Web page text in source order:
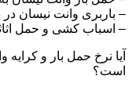
– باربری وانت نیسان
– اسباب کشی و حمل
است؟